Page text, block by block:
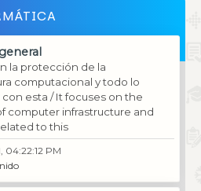
la protección de la
computacional y todo lo
esta / It focuses on the
computer infrastructure and
to this
04:22:12 PM